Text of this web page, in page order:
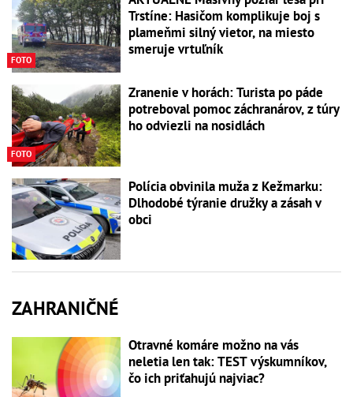
FOTO
Trstíne: Hasičom komplikuje boj s
plameňmi silný vietor, na miesto
smeruje vrtuľník
FOTO
Zranenie v horách: Turista po páde
potreboval pomoc záchranárov, z túry
ho odviezli na nosidlách
Polícia obvinila muža z Kežmarku:
Dlhodobé týranie družky a zásah v
obci
ZAHRANIČNÉ
Otravné komáre možno na vás
neletia len tak: TEST výskumníkov,
čo ich priťahujú najviac?